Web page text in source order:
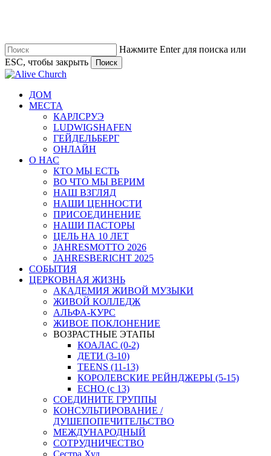
содержанию
Нажмите Enter для поиска или
ESC, чтобы закрыть
Поиск
Закрыть
Меню ДОМ
МЕСТА
КАРЛСРУЭ
LUDWIGSHAFEN
ГЕЙДЕЛЬБЕРГ
ОНЛАЙН
О НАС
КТО МЫ ЕСТЬ
ВО ЧТО МЫ ВЕРИМ
НАШ ВЗГЛЯД
НАШИ ЦЕННОСТИ
ПРИСОЕДИНЕНИЕ
НАШИ ПАСТОРЫ
ЦЕЛЬ НА 10 ЛЕТ
JAHRESMOTTO 2026
JAHRESBERICHT 2025
СОБЫТИЯ
ЦЕРКОВНАЯ ЖИЗНЬ
АКАДЕМИЯ ЖИВОЙ МУЗЫКИ
ЖИВОЙ КОЛЛЕДЖ
АЛЬФА-КУРС
ЖИВОЕ ПОКЛОНЕНИЕ
ВОЗРАСТНЫЕ ЭТАПЫ
КОАЛАС (0-2)
ДЕТИ (3-10)
TEENS (11-13)
КОРОЛЕВСКИЕ РЕЙНДЖЕРЫ (5-15)
ECHO (с 13)
СОЕДИНИТЕ ГРУППЫ
КОНСУЛЬТИРОВАНИЕ /
ДУШЕПОПЕЧИТЕЛЬСТВО
МЕЖДУНАРОДНЫЙ
СОТРУДНИЧЕСТВО
Сестра Худ